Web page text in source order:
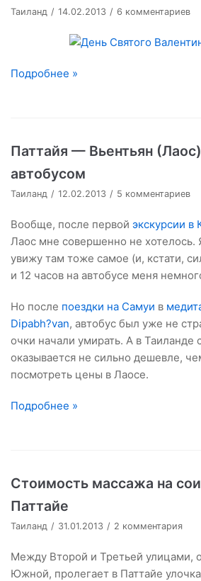
Таиланд 14.02.2013 6 комментариев
Подробнее »
Паттайя — Вьентьян
автобусом
Таиланд 12.02.2013 5 комментариев
Вообще, после первой экскурсии в
Лаос мне совершенно не хотелось.
увижу там тоже самое (и, кстати,
и 12 часов на автобусе меня
Но после поездки на Самуи в
Dipabh?van, автобус был уже не
очки начали умирать. А в Таиланде
оказывается не сильно дешевле,
посмотреть цены в Лаосе.
Подробнее »
Стоимость массажа на
Паттайе
Таиланд 31.01.2013 2 комментария
Между Второй и Третьей улицами,
Южной, пролегает в Паттайе